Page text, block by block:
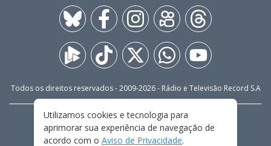
Todos os direitos reservados - 2009-2026- Rádio e Televisão Record S.A
FALE CONOSCO
PRIVACIDADE
TERMOS E CONDIÇÕES DE USO
Utilizamos cookies e tecnologia para
aprimorar sua experiência de navegação de
acordo com o Aviso de Privacidade.